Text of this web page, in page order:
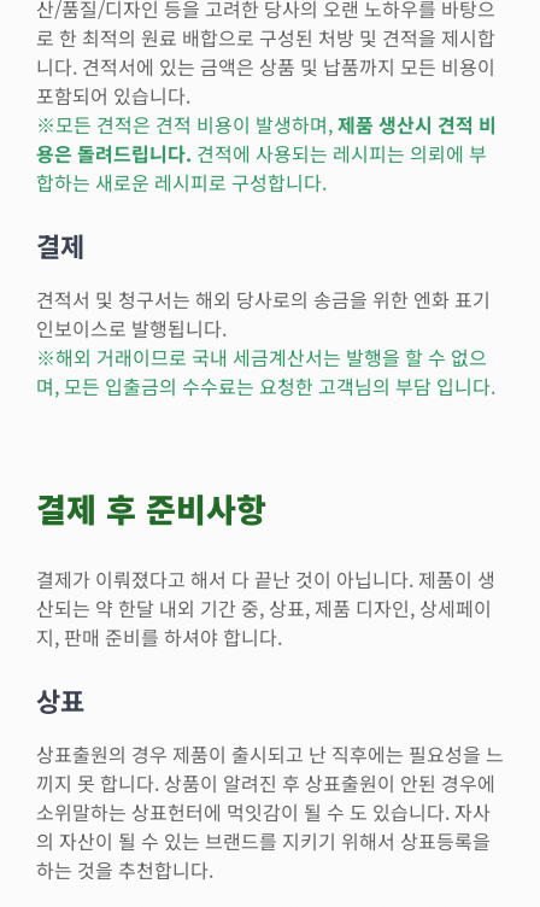
산/품질/디자인 등을 고려한 당사의 오랜 노하우를 바탕으
로 한 최적의 원료 배합으로 구성된 처방 및 견적을 제시합
니다. 견적서에 있는 금액은 상품 및 납품까지 모든 비용이
포함되어 있습니다.
※모든 견적은 견적 비용이 발생하며,제품 생산시 견적 비
용은 돌려드립니다. 견적에 사용되는 레시피는 의뢰에 부
합하는 새로운 레시피로 구성합니다.
결제
견적서 및 청구서는 해외 당사로의 송금을 위한 엔화 표기
인보이스로 발행됩니다.
※해외 거래이므로 국내 세금계산서는 발행을 할 수 없으
며, 모든 입출금의 수수료는 요청한 고객님의 부담 입니다.
결제 후 준비사항
결제가 이뤄졌다고 해서 다 끝난 것이 아닙니다. 제품이 생
산되는 약 한달 내외 기간 중, 상표, 제품 디자인, 상세페이
지, 판매 준비를 하셔야 합니다.
상표
상표출원의 경우 제품이 출시되고 난 직후에는 필요성을 느
끼지 못 합니다. 상품이 알려진 후 상표출원이 안된 경우에
소위말하는 상표헌터에 먹잇감이 될 수 도 있습니다. 자사
의 자산이 될 수 있는 브랜드를 지키기 위해서 상표등록을
하는 것을 추천합니다.